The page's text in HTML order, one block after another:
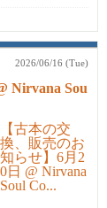
2026/06/16 (Tue)
Nirvana Sou